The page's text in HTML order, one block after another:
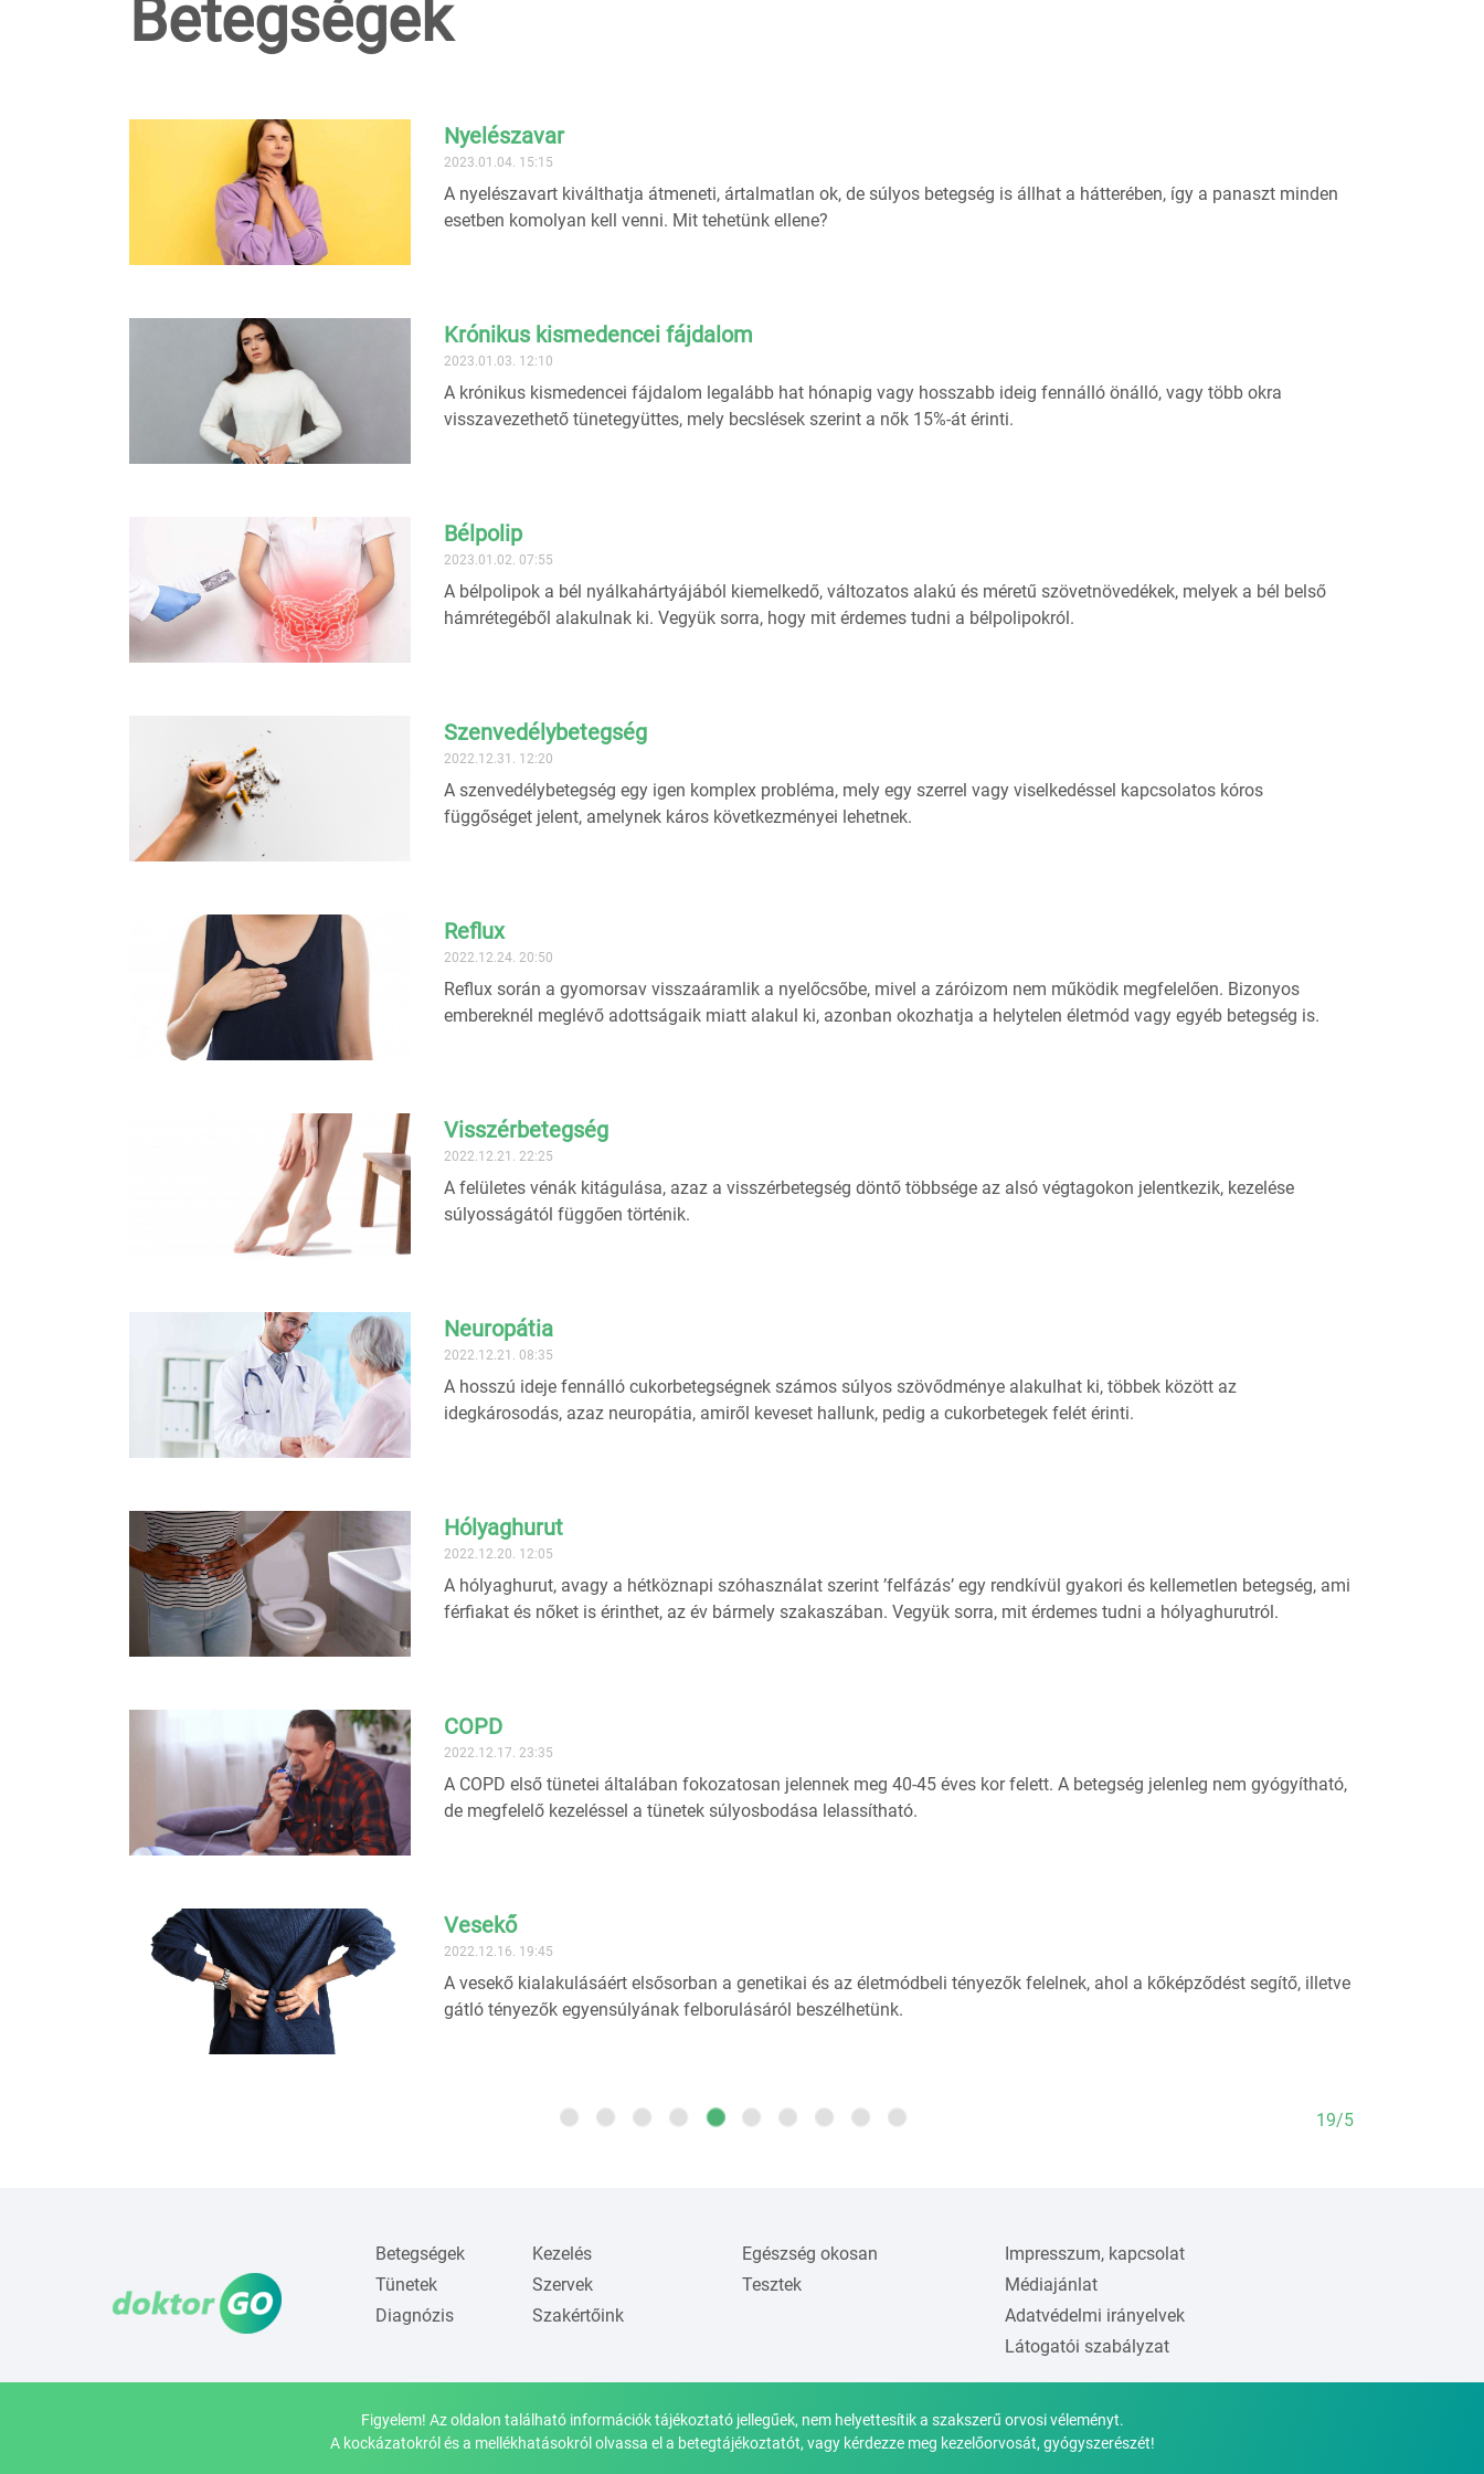
Betegségek
Nyelészavar
2023.01.04. 15:15
A nyelészavart kiválthatja átmeneti, ártalmatlan ok, de súlyos betegség is állhat a hátterében, így a panaszt minden
esetben komolyan kell venni. Mit tehetünk ellene?
Krónikus kismedencei fájdalom
2023.01.03. 12:10
A krónikus kismedencei fájdalom legalább hat hónapig vagy hosszabb ideig fennálló önálló, vagy több okra
visszavezethető tünetegyüttes, mely becslések szerint a nők 15%-át érinti.
Bélpolip
2023.01.02. 07:55
A bélpolipok a bél nyálkahártyájából kiemelkedő, változatos alakú és méretű szövetnövedékek, melyek a bél belső
hámrétegéből alakulnak ki. Vegyük sorra, hogy mit érdemes tudni a bélpolipokról.
Szenvedélybetegség
2022.12.31. 12:20
A szenvedélybetegség egy igen komplex probléma, mely egy szerrel vagy viselkedéssel kapcsolatos kóros
függőséget jelent, amelynek káros következményei lehetnek.
Reflux
2022.12.24. 20:50
Reflux során a gyomorsav visszaáramlik a nyelőcsőbe, mivel a záróizom nem működik megfelelően. Bizonyos
embereknél meglévő adottságaik miatt alakul ki, azonban okozhatja a helytelen életmód vagy egyéb betegség is.
Visszérbetegség
2022.12.21. 22:25
A felületes vénák kitágulása, azaz a visszérbetegség döntő többsége az alsó végtagokon jelentkezik, kezelése
súlyosságától függően történik.
Neuropátia
2022.12.21. 08:35
A hosszú ideje fennálló cukorbetegségnek számos súlyos szövődménye alakulhat ki, többek között az
idegkárosodás, azaz neuropátia, amiről keveset hallunk, pedig a cukorbetegek felét érinti.
Hólyaghurut
2022.12.20. 12:05
A hólyaghurut, avagy a hétköznapi szóhasználat szerint ’felfázás’ egy rendkívül gyakori és kellemetlen betegség, ami
férfiakat és nőket is érinthet, az év bármely szakaszában. Vegyük sorra, mit érdemes tudni a hólyaghurutról.
COPD
2022.12.17. 23:35
A COPD első tünetei általában fokozatosan jelennek meg 40-45 éves kor felett. A betegség jelenleg nem gyógyítható,
de megfelelő kezeléssel a tünetek súlyosbodása lelassítható.
Vesekő
2022.12.16. 19:45
A vesekő kialakulásáért elsősorban a genetikai és az életmódbeli tényezők felelnek, ahol a kőképződést segítő, illetve
gátló tényezők egyensúlyának felborulásáról beszélhetünk.
19/5
Betegségek
Tünetek
Diagnózis
Kezelés
Szervek
Szakértőink
Egészség okosan
Tesztek
Impresszum, kapcsolat
Médiajánlat
Adatvédelmi irányelvek
Látogatói szabályzat
Figyelem! Az oldalon található információk tájékoztató jellegűek, nem helyettesítik a szakszerű orvosi véleményt.
A kockázatokról és a mellékhatásokról olvassa el a betegtájékoztatót, vagy kérdezze meg kezelőorvosát, gyógyszerészét!